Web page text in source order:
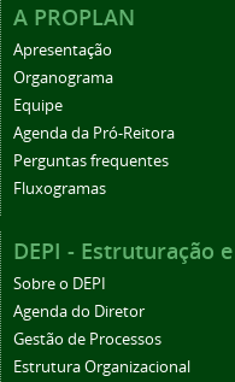
A PROPLAN
Apresentação
Organograma
Equipe
Agenda da Pró-Reitora
Perguntas frequentes
Fluxogramas
DEPI - Estruturação
Sobre o DEPI
Agenda do Diretor
Gestão de Processos
Estrutura Organizacional